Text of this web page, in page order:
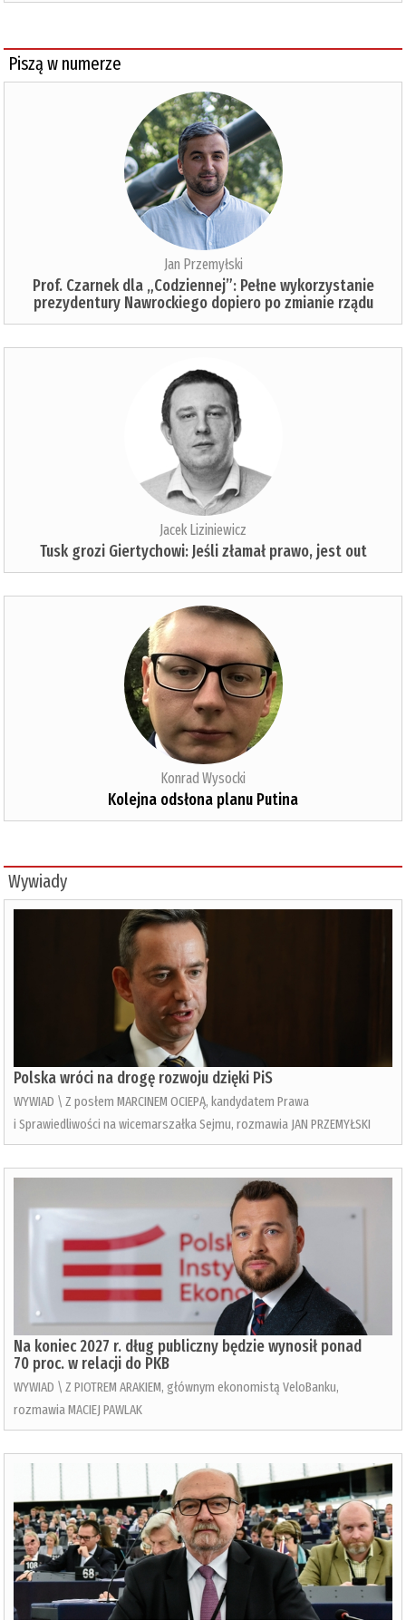
Piszą w numerze
Jan Przemyłski
Prof. Czarnek dla „Codziennej”: Pełne wykorzystanie
prezydentury Nawrockiego dopiero po zmianie rządu
Jacek Liziniewicz
Tusk grozi Giertychowi: Jeśli złamał prawo, jest out
Konrad Wysocki
Kolejna odsłona planu Putina
Wywiady
Polska wróci na drogę rozwoju dzięki PiS
WYWIAD \ Z posłem MARCINEM OCIEPĄ, kandydatem Prawa
i Sprawiedliwości na wicemarszałka Sejmu, rozmawia JAN PRZEMYŁSKI
Na koniec 2027 r. dług publiczny będzie wynosił ponad
70 proc. w relacji do PKB
WYWIAD \ Z PIOTREM ARAKIEM, głównym ekonomistą VeloBanku,
rozmawia MACIEJ PAWLAK